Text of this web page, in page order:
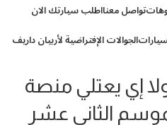
تواصل معنااطلب سيارتك الان
الجوالات الإفتراضية لأربيان داريف
إي يعتلي منصة
الثاني عشر